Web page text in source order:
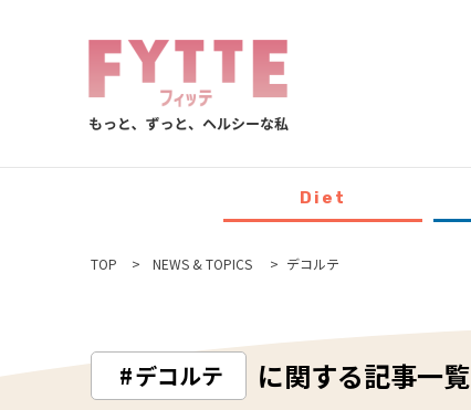
Diet
TOP NEWS & TOPICS デコルテ
デコルテ に関する記事一覧